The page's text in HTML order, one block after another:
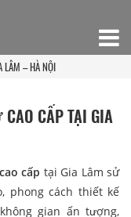
LÂM – HÀ NỘI
CAO CẤP TẠI GIA
cấp tại Gia Lâm sử
phong cách thiết kế
gian ấn tượng,